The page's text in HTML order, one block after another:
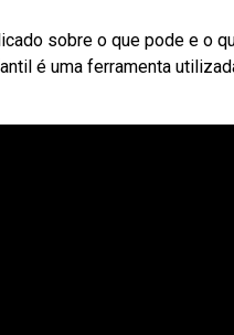
sobre o que pode e o
é uma ferramenta